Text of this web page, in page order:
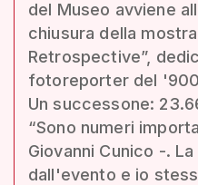
del Museo avviene
chiusura della
Retrospective”,
fotoreporter del
Un successone:
“Sono numeri
Giovanni Cunico -.
dall'evento e io